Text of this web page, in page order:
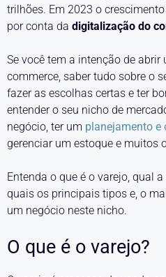
trilhões. Em 2023 o
por conta da digitalização do
Se você tem a intenção de
commerce, saber tudo sobre o
fazer as escolhas certas e ter
entender o seu nicho de
negócio, ter um planejamento e
gerenciar um estoque e muitos
Entenda o que é o varejo, qual
quais os principais tipos e, o
um negócio neste nicho.
O que é o varejo?